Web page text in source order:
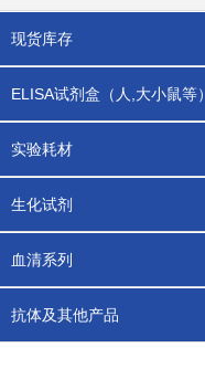
现货库存
ELISA试剂盒（人,大小鼠等）
实验耗材
生化试剂
血清系列
抗体及其他产品